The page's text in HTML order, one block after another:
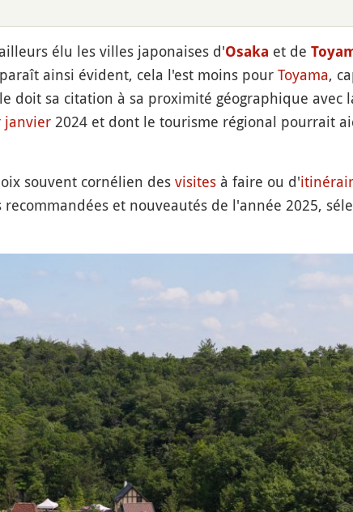
élu les villes japonaises d'Osaka et de
paraît ainsi évident, cela l'est moins pour Toyama,
doit sa citation à sa proximité géographique avec
janvier2024 et dont le tourisme régional pourrait
souvent cornélien des visitesà faire ou d'
et nouveautés de l'année 2025,